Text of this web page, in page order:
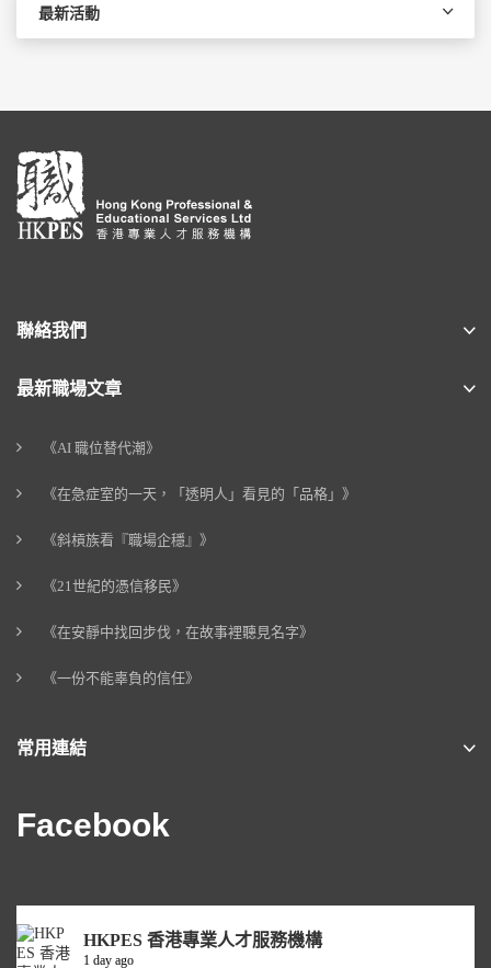
最新活動
聯絡我們
最新職場文章
《AI 職位替代潮》
《在急症室的一天，「透明人」看見的「品格」》
《斜槓族看『職場企穩』》
《21世紀的憑信移民》
《在安靜中找回步伐，在故事裡聽見名字》
《一份不能辜負的信任》
常用連結
Facebook
HKPES 香港專業人才服務機構
1 day ago